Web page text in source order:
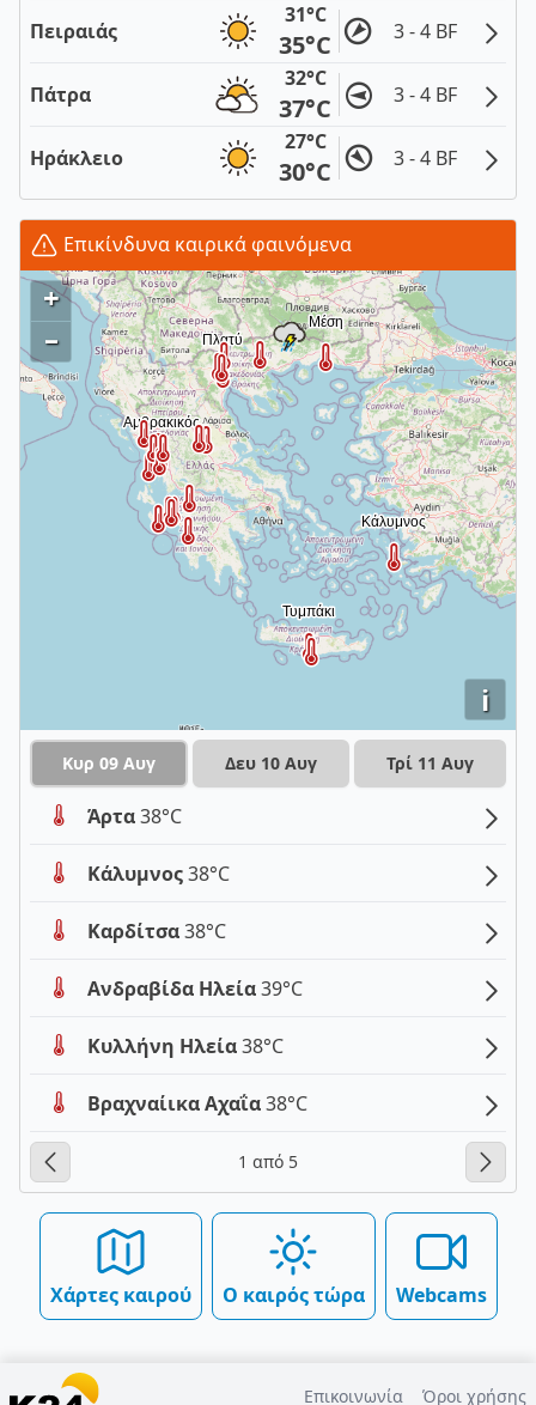
Πειραιάς
31°C
35°C 3 - 4 BF
Πάτρα
32°C
37°C 3 - 4 BF
Ηράκλειο
27°C
30°C 3 - 4 BF
Επικίνδυνα καιρικά φαινόμενα
i
+
–
Κυρ 09 Αυγ Δευ 10 Αυγ Τρί 11 Αυγ
Άρτα38°C
Κάλυμνος38°C
Καρδίτσα38°C
Ανδραβίδα Ηλεία39°C
Κυλλήνη Ηλεία38°C
Βραχναίικα Αχαΐα38°C
1 από 5
Χάρτες καιρού Ο καιρός τώρα Webcams
Επικοινωνία Όροι χρήσης